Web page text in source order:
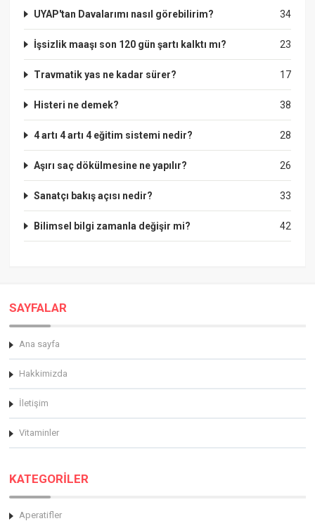
34
UYAP'tan Davalarımı nasıl görebilirim?
23
İşsizlik maaşı son 120 gün şartı kalktı mı?
17
Travmatik yas ne kadar sürer?
38
Histeri ne demek?
28
4 artı 4 artı 4 eğitim sistemi nedir?
26
Aşırı saç dökülmesine ne yapılır?
33
Sanatçı bakış açısı nedir?
42
Bilimsel bilgi zamanla değişir mi?
SAYFALAR
Ana sayfa
Hakkimizda
İletişim
Vitaminler
KATEGORİLER
Aperatifler